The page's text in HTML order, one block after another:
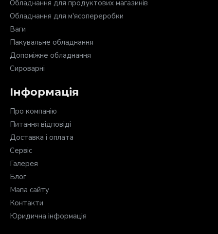
Обладнання для продуктових магазинів
Обладнання для м'ясопереробки
Ваги
Пакувальне обладнання
Допоміжне обладнання
Сироварні
Інформація
Про компанію
Питання відповіді
Доставка і оплата
Сервіс
Галерея
Блог
Мапа сайту
Контакти
Юридична інформація